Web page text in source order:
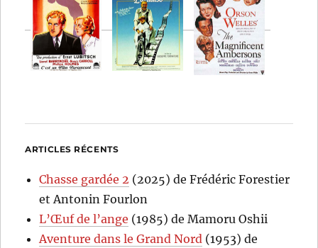
ARTICLES RÉCENTS
Chasse gardée 2 (2025) de Frédéric Forestier
et Antonin Fourlon
L’Œuf de l’ange (1985) de Mamoru Oshii
Aventure dans le Grand Nord (1953) de